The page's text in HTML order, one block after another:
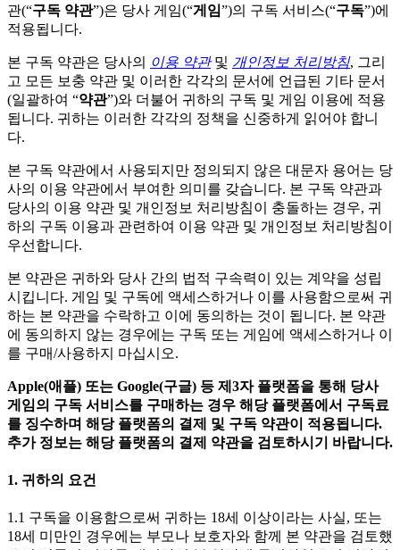
관(“구독 약관”)은 당사 게임(“게임”)의 구독 서비스(“구독”)에
적용됩니다.
본 구독 약관은 당사의 이용 약관및 개인정보 처리방침, 그리
고 모든 보충 약관 및 이러한 각각의 문서에 언급된 기타 문서
(일괄하여 “약관”)와 더불어 귀하의 구독 및 게임 이용에 적용
됩니다. 귀하는 이러한 각각의 정책을 신중하게 읽어야 합니
다.
본 구독 약관에서 사용되지만 정의되지 않은 대문자 용어는 당
사의 이용 약관에서 부여한 의미를 갖습니다. 본 구독 약관과
당사의 이용 약관 및 개인정보 처리방침이 충돌하는 경우, 귀
하의 구독 이용과 관련하여 이용 약관 및 개인정보 처리방침이
우선합니다.
본 약관은 귀하와 당사 간의 법적 구속력이 있는 계약을 성립
시킵니다. 게임 및 구독에 액세스하거나 이를 사용함으로써 귀
하는 본 약관을 수락하고 이에 동의하는 것이 됩니다. 본 약관
에 동의하지 않는 경우에는 구독 또는 게임에 액세스하거나 이
를 구매/사용하지 마십시오.
Apple(애플) 또는 Google(구글) 등 제3자 플랫폼을 통해 당사
게임의 구독 서비스를 구매하는 경우 해당 플랫폼에서 구독료
를 징수하며 해당 플랫폼의 결제 및 구독 약관이 적용됩니다.
추가 정보는 해당 플랫폼의 결제 약관을 검토하시기 바랍니다.
1. 귀하의 요건
1.1 구독을 이용함으로써 귀하는 18세 이상이라는 사실, 또는
18세 미만인 경우에는 부모나 보호자와 함께 본 약관을 검토했